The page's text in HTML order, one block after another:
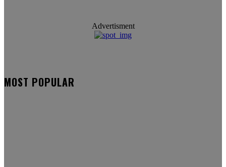
Advertisment
MOST POPULAR